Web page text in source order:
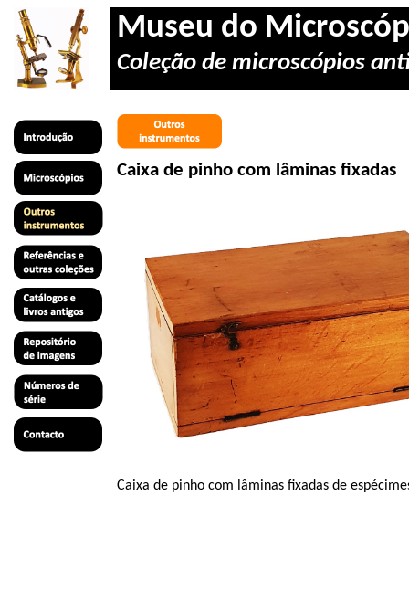
Museu do
Coleção de microscópios
Caixa de pinho com lâminas fixadas
Caixa de pinho com lâminas fixadas de